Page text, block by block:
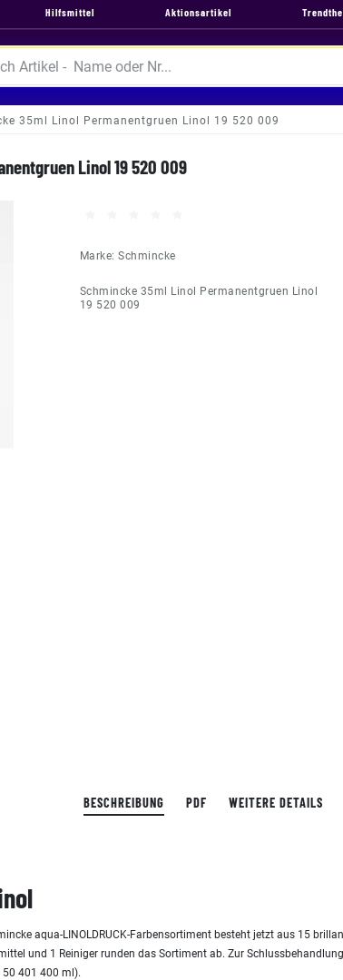
Hilfsmittel Aktionsartikel
35ml Linol Permanentgruen Linol 19 520 009
Linol 19 520 009
Marke:Schmincke
Schmincke 35ml Linol Permanentgruen Linol
19 520 009
BESCHREIBUNG PDF WEITERE DETAILS
aqua-LINOLDRUCK-Farbensortiment besteht jetzt aus 15
und 1 Reiniger runden das Sortiment ab. Zur
50 401 400 ml).